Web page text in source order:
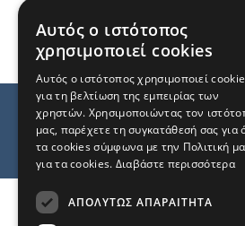
Αυτός ο ιστότοπος
χρησιμοποιεί cookies
Αυτός ο ιστότοπος χρησιμοποιεί
για τη βελτίωση της εμπειρίας των
χρηστών. Χρησιμοποιώντας τον
μας, παρέχετε τη συγκατάθεσή σας για
τα cookies σύμφωνα με την Πολιτική
για τα cookies. Διαβάστε περισσότερα
ΑΠΟΛΎΤΩΣ ΑΠΑΡΑΊΤΗΤΑ